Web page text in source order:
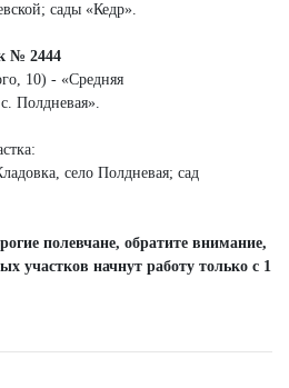
сады «Кедр».
№ 2444
10) - «Средняя
Полдневая».
село Полдневая; сад
полевчане, обратите внимание,
участков начнут работу только с 1